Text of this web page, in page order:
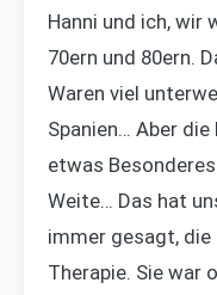
Hanni und ich, wir
70ern und 80ern.
Waren viel
Spanien… Aber
etwas
Weite… Das hat
immer gesagt,
Therapie. Sie war